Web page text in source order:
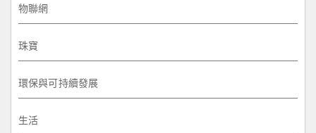
物聯網
珠寶
環保與可持續發展
生活